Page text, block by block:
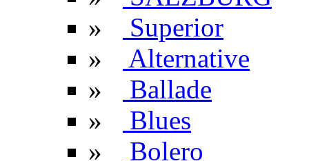
»
Superior
»
Alternative
»
Ballade
»
Blues
»
Bolero